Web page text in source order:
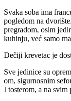
Svaka soba ima
pogledom na
pregradom, osim
kuhinju, već samo
Dečiji krevetac je
Sve jedinice su
om, sigurnosnim
I tosterom, a na